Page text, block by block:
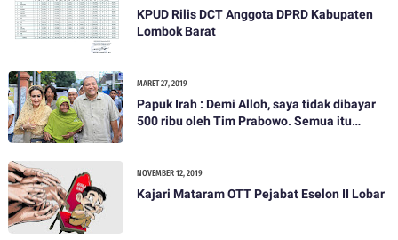
KPUD Rilis DCT Anggota DPRD Kabupaten
Lombok Barat
MARET 27, 2019
Papuk Irah : Demi Alloh, saya tidak dibayar
500 ribu oleh Tim Prabowo. Semua itu
NOVEMBER 12, 2019
Kajari Mataram OTT Pejabat Eselon II Lobar